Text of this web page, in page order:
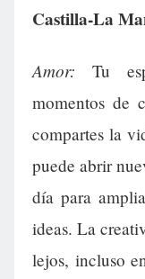
Castilla-La
Amor: Tu
momentos de
compartes la
puede abrir
día para
ideas. La
lejos, incluso